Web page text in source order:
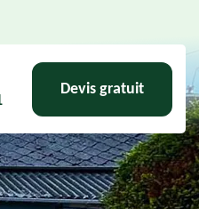
Devis gratuit